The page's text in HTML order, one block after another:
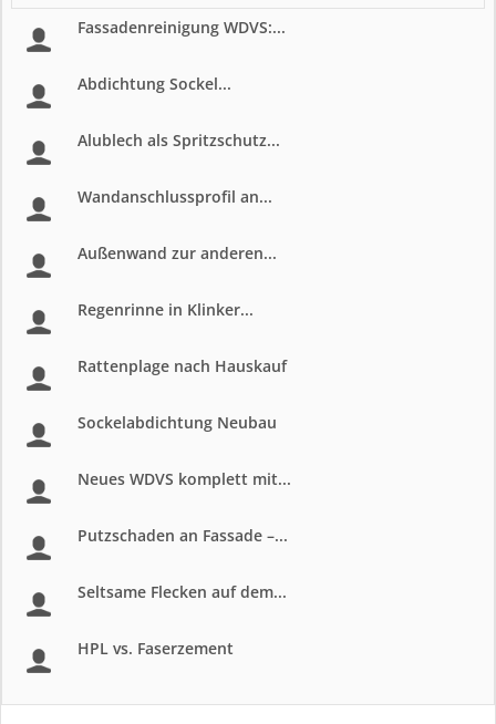
Fassadenreinigung WDVS:...
Abdichtung Sockel...
Alublech als Spritzschutz...
Wandanschlussprofil an...
Außenwand zur anderen...
Regenrinne in Klinker...
Rattenplage nach Hauskauf
Sockelabdichtung Neubau
Neues WDVS komplett mit...
Putzschaden an Fassade –...
Seltsame Flecken auf dem...
HPL vs. Faserzement